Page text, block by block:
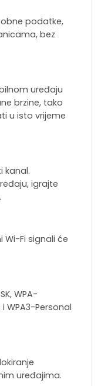
podatke,
bez
uređaju
brzine, tako
u isto vrijeme
kanal.
igrajte
Wi-Fi signali će
WPA-
i WPA3-Personal
uređajima.